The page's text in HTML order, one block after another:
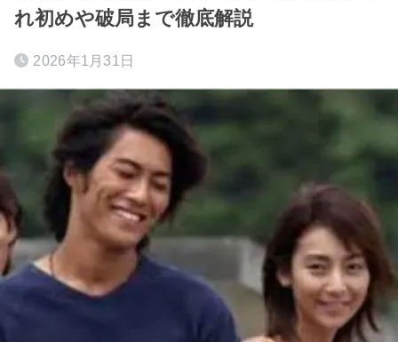
れ初めや破局まで徹底解説
2026年1月31日